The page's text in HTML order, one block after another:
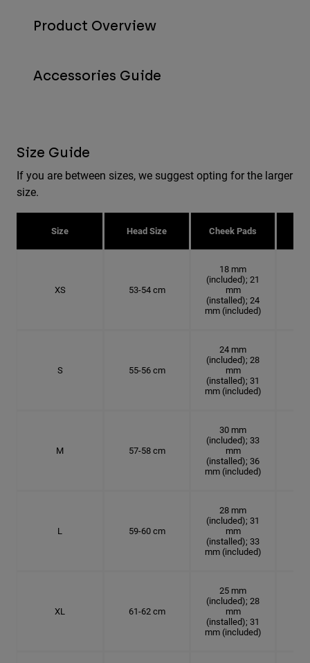
Product Overview
Accessories Guide
Size Guide
If you are between sizes, we suggest opting for the larger
size.
Size Head Size Cheek Pads
XS 53-54 cm
18 mm
(included); 21
mm
(installed); 24
mm (included)
S 55-56 cm
24 mm
(included); 28
mm
(installed); 31
mm (included)
M 57-58 cm
30 mm
(included); 33
mm
(installed); 36
mm (included)
L 59-60 cm
28 mm
(included); 31
mm
(installed); 33
mm (included)
XL 61-62 cm
25 mm
(included); 28
mm
(installed); 31
mm (included)